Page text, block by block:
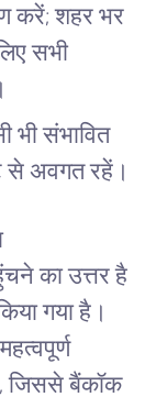
करें; शहर भर
सभी
भी संभावित
से अवगत रहें।
का उत्तर है
गया है।
जिससे बैंकॉक